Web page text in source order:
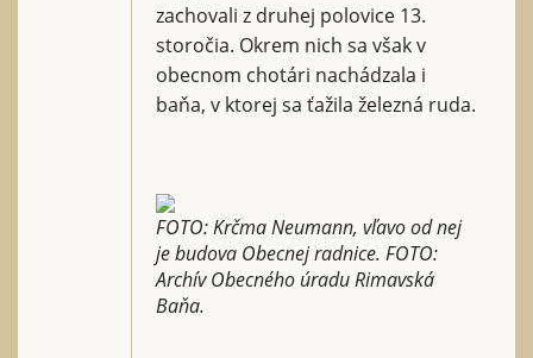
zachovali z druhej polovice 13.
storočia. Okrem nich sa však v
obecnom chotári nachádzala i
baňa, v ktorej sa ťažila železná ruda.
FOTO: Krčma Neumann, vľavo od nej
je budova Obecnej radnice. FOTO:
Archív Obecného úradu Rimavská
Baňa.